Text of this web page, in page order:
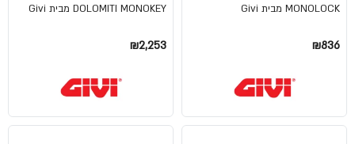
MONOLOCK מבית Givi
₪836
DOLOMITI MONOKEY מבית Givi
₪2,253